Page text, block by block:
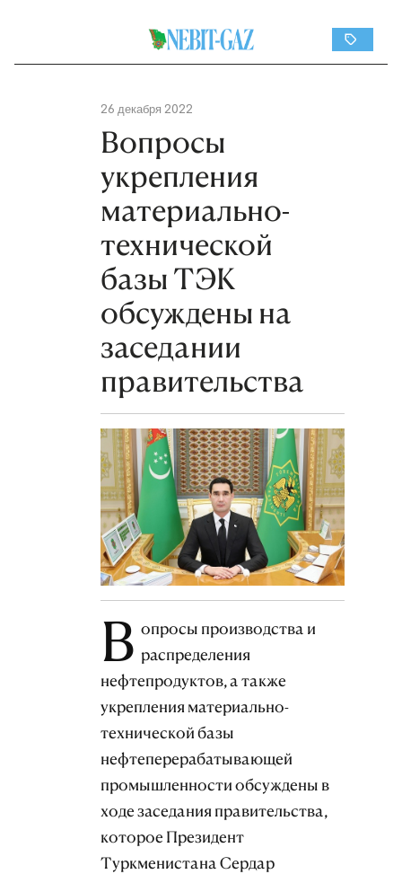
26 декабря 2022
Вопросы
укрепления
материально-
технической
базы ТЭК
обсуждены на
заседании
правительства
В опросы производства и
распределения
нефтепродуктов, а также
укрепления материально-
технической базы
нефтеперерабатывающей
промышленности обсуждены в
ходе заседания правительства,
которое Президент
Туркменистана Сердар